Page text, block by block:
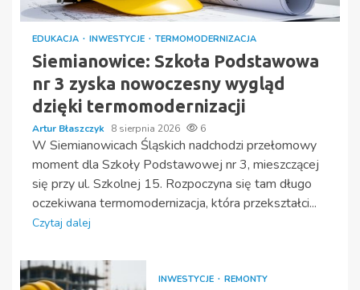
EDUKACJA INWESTYCJE TERMOMODERNIZACJA
Siemianowice: Szkoła Podstawowa
nr 3 zyska nowoczesny wygląd
dzięki termomodernizacji
Artur Błaszczyk 8 sierpnia 2026 6
W Siemianowicach Śląskich nadchodzi przełomowy
moment dla Szkoły Podstawowej nr 3, mieszczącej
się przy ul. Szkolnej 15. Rozpoczyna się tam długo
oczekiwana termomodernizacja, która przekształci...
Czytaj dalej
INWESTYCJE REMONTY